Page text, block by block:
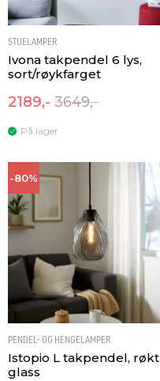
STUELAMPER
Ivona takpendel 6 lys,
sort/røykfarget
2189,- 3649,-
På lager
-80%
PENDEL- OG HENGELAMPER
Istopio L takpendel, røkt
glass